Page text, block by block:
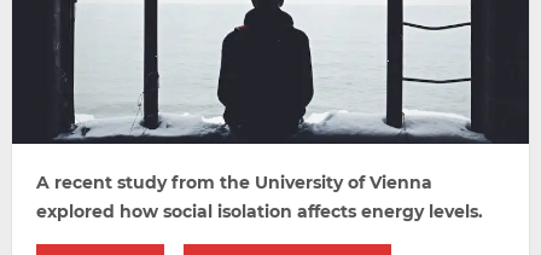
A recent study from the University of Vienna
explored how social isolation affects energy levels.